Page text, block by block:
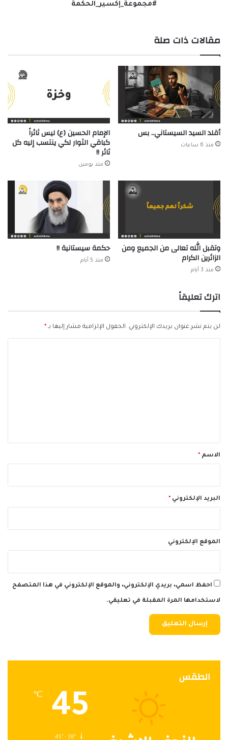
#مجموعة_إكسير_الحكمة
مقالات ذات صلة
أقلد السيد السيستاني.. بس
منذ 6 ساعات
الإمام الحسين (ع) ليس ثائراً
كباقي الثوار لكي ينتسب إليه كل
ثائر !!
منذ يومين
وتقبل الله تعالى من الجميع ومن
الزائرين الكرام
منذ 3 أيام
حكمة سيستانية !!
منذ 5 أيام
اترك تعليقاً
لن يتم نشر عنوان بريدك الإلكتروني. الحقول الإلزامية مشار إليها بـ *
*الاسم *
البريد الإلكتروني *
الموقع الإلكتروني
احفظ اسمي، بريدي الإلكتروني، والموقع الإلكتروني في هذا المتصفح
لاستخدامها المرة المقبلة في تعليقي.
الطقس
45
℃